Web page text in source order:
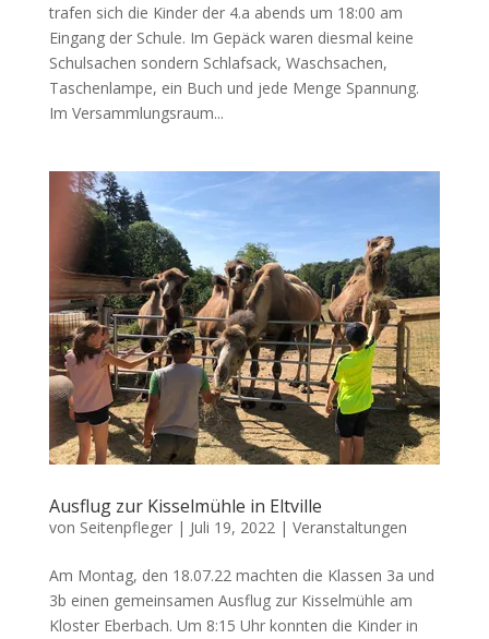
trafen sich die Kinder der 4.a abends um 18:00 am
Eingang der Schule. Im Gepäck waren diesmal keine
Schulsachen sondern Schlafsack, Waschsachen,
Taschenlampe, ein Buch und jede Menge Spannung.
Im Versammlungsraum...
Ausflug zur Kisselmühle in Eltville
von Seitenpfleger| Juli 19, 2022| Veranstaltungen
Am Montag, den 18.07.22 machten die Klassen 3a und
3b einen gemeinsamen Ausflug zur Kisselmühle am
Kloster Eberbach. Um 8:15 Uhr konnten die Kinder in